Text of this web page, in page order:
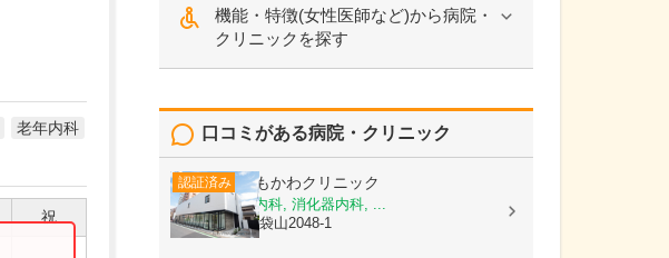
老年内科
祝
機能・特徴(女性医師など)から病院・
クリニックを探す
口コミがある病院・クリニック
認証済み しもかわクリニック
内科, 脳神経内科, 消化器内科, ...
埼玉県越谷市袋山2048-1